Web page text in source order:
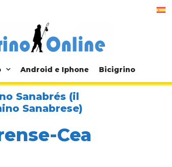
Android e Iphone Bicigrino
Sanabrés (il
Sanabrese)
Cea